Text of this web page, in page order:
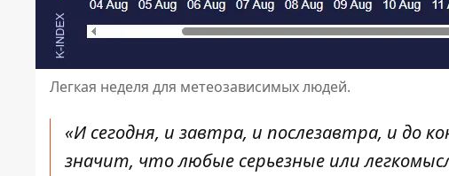
Легкая неделя для метеозависимых людей.
«И сегодня, и завтра, и послезавтра, и до
значит, что любые серьезные или